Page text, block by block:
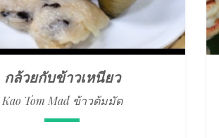
กล้วยกับข้าวเหนียว
Kao Tom Mad ข้าวต้มมัด